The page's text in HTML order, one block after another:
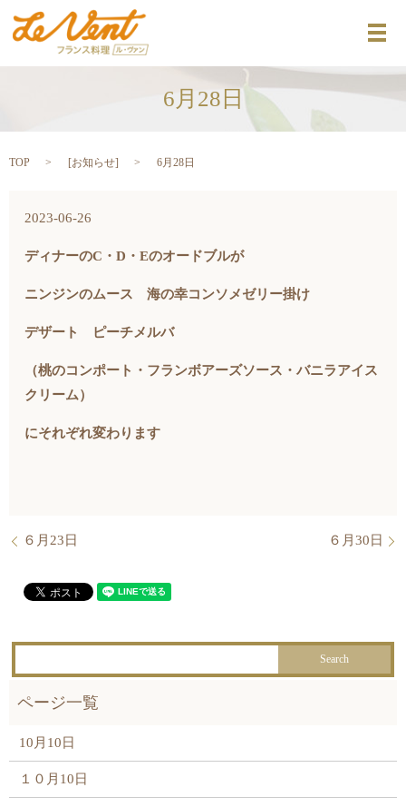
メ
6月28日
TOP [お知らせ] 6月28日
2023-06-26
ディナーのC・D・Eのオードブルが
ニンジンのムース 海の幸コンソメゼリー掛け
デザート ピーチメルバ
（桃のコンポート・フランボアーズソース・バニラアイス
クリーム）
にそれぞれ変わります
６月23日 ６月30日
10月10日
１０月10日